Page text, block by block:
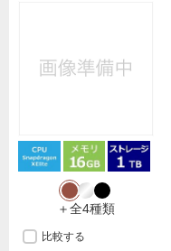
＋全4種類
比較する